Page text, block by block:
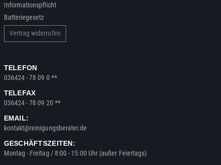
Informationspflicht
Batteriegesetz
Vertrag widerrufen
TELEFON
036424 - 78 09 0 **
TELEFAX
036424 - 78 09 20 **
EMAIL:
kontakt@reinigungsberater.de
GESCHÄFTSZEITEN:
Montag - Freitag / 8:00 - 15:00 Uhr (außer Feiertags)